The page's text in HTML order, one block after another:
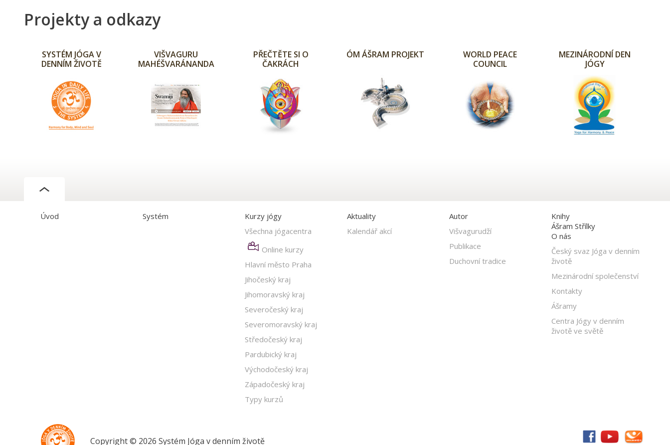
Projekty a odkazy
SYSTÉM JÓGA V
DENNÍM ŽIVOTĚ
VIŠVAGURU
MAHÉŠVARÁNANDA
PŘEČTĚTE SI O
ČAKRÁCH
ÓM ÁŠRAM PROJEKT
WORLD PEACE
COUNCIL
MEZINÁRODNÍ DEN
JÓGY
Úvod Systém
Kurzy jógy
Všechna jógacentra
Online kurzy
Hlavní město Praha
Jihočeský kraj
Jihomoravský kraj
Severočeský kraj
Severomoravský kraj
Středočeský kraj
Pardubický kraj
Východočeský kraj
Západočeský kraj
Typy kurzů
Aktuality
Kalendář akcí
Autor
Višvagurudží
Publikace
Duchovní tradice
Knihy
Ášram Střílky
O nás
Český svaz Jóga v denním
životě
Mezinárodní společenství
Kontakty
Ášramy
Centra Jógy v denním
životě ve světě
Copyright © 2026 Systém Jóga v denním životě